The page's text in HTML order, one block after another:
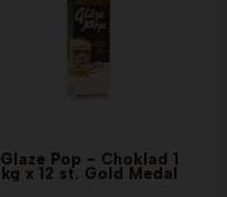
Glaze Pop - Choklad 1
kg x 12 st. Gold Medal